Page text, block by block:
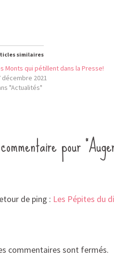
similaires
Monts qui pétillent dans la Presse!
décembre 2021
"Actualités"
pour
de ping : Les Pépites du
commentaires sont fermés.